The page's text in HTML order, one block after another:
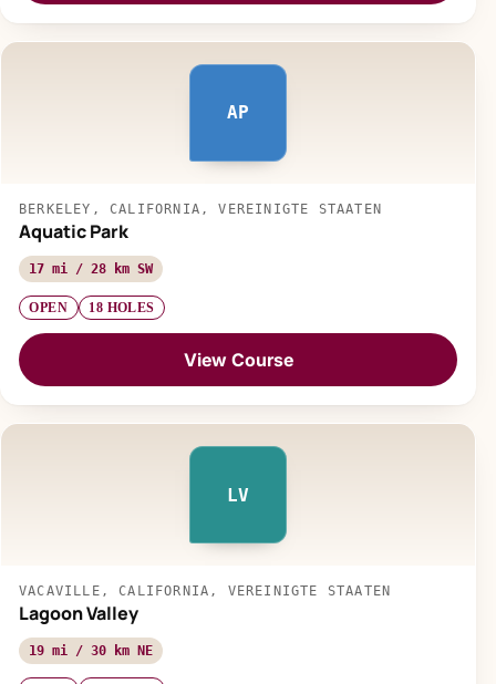
AP
BERKELEY, CALIFORNIA, VEREINIGTE STAATEN
Aquatic Park
17 mi / 28 km SW
OPEN 18 HOLES
View Course
LV
VACAVILLE, CALIFORNIA, VEREINIGTE STAATEN
Lagoon Valley
19 mi / 30 km NE